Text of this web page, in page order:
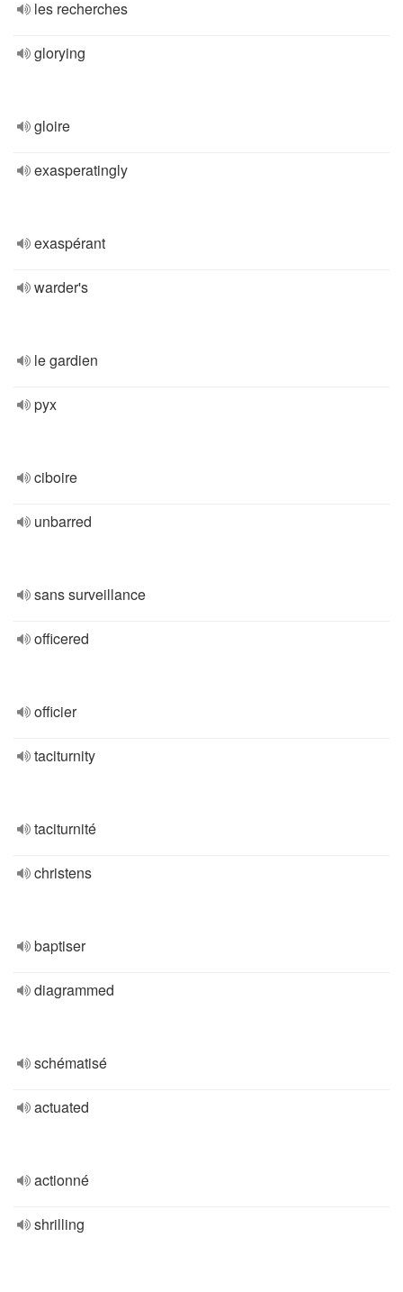
les recherches
glorying
gloire
exasperatingly
exaspérant
warder's
le gardien
pyx
ciboire
unbarred
sans surveillance
officered
officier
taciturnity
taciturnité
christens
baptiser
diagrammed
schématisé
actuated
actionné
shrilling